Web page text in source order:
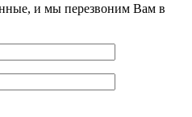
и мы перезвоним Вам в